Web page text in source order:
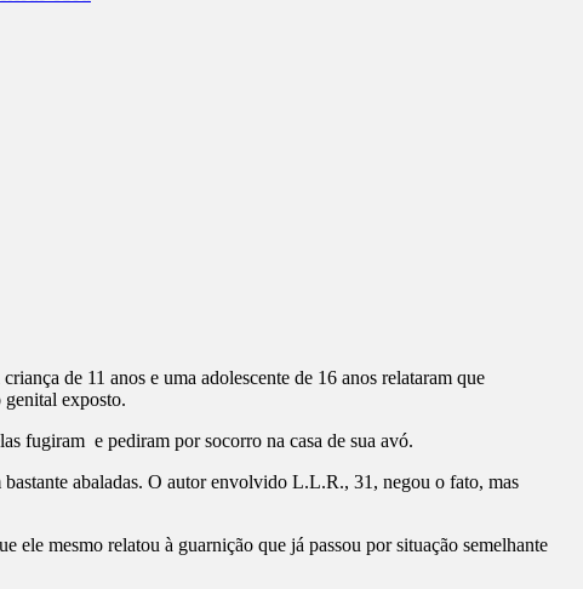
de 11 anos e uma adolescente de 16 anos relataram que
genital exposto.
fugiram e pediram por socorro na casa de sua avó.
abaladas. O autor envolvido L.L.R., 31, negou o fato, mas
ele mesmo relatou à guarnição que já passou por situação semelhante